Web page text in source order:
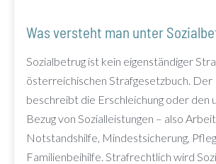
Was versteht man unter
Sozialbetrug ist kein eigenständiger
österreichischen Strafgesetzbuch. Der
beschreibt die Erschleichung oder den
Bezug von Sozialleistungen – also
Notstandshilfe, Mindestsicherung,
Familienbeihilfe. Strafrechtlich wird